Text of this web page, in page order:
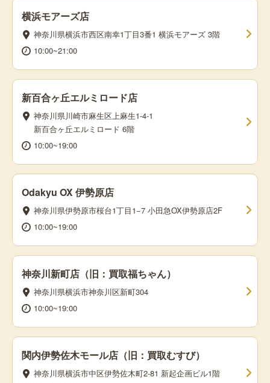
横浜モアーズ店
神奈川県横浜市西区南幸1丁目3番1 横浜モアーズ 3階
10:00~21:00
新百合ヶ丘エルミロード店
神奈川県川崎市麻生区上麻生1-4-1
新百合ヶ丘エルミロード 6階
10:00~19:00
Odakyu OX 伊勢原店
神奈川県伊勢原市桜台1丁目1−7 小田急OX伊勢原店2F
10:00~19:00
神奈川新町店（旧：買取福ちゃん）
神奈川県横浜市神奈川区新町304
10:00~19:00
関内伊勢佐木モール店（旧：買取むすび）
神奈川県横浜市中区伊勢佐木町2-81 新起企画ビル1階